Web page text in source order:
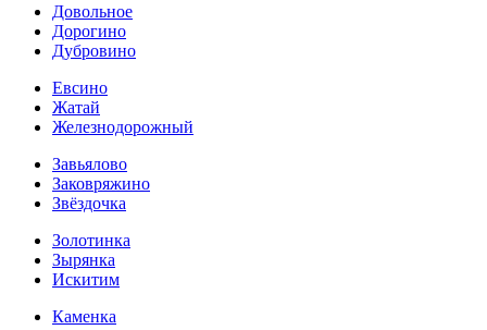
Довольное
Дорогино
Дубровино
Евсино
Жатай
Железнодорожный
Завьялово
Заковряжино
Звёздочка
Золотинка
Зырянка
Искитим
Каменка